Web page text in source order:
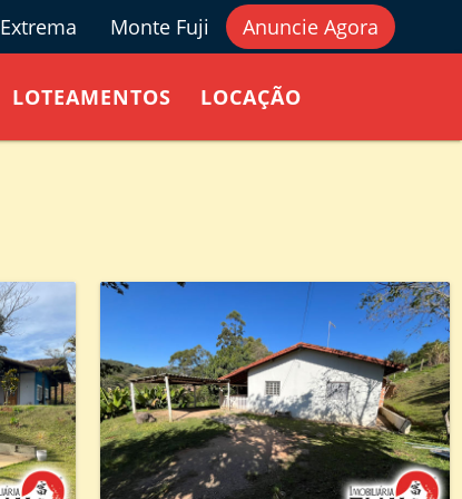
Extrema Monte Fuji Anuncie Agora
LOTEAMENTOS LOCAÇÃO